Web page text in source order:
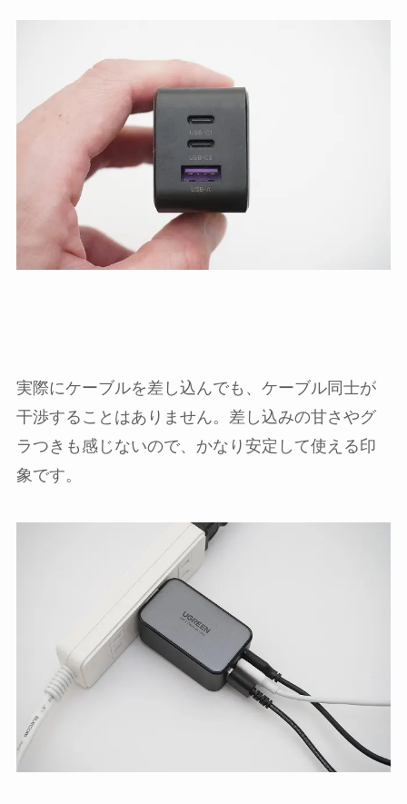
実際にケーブルを差し込んでも、ケーブル同士が
干渉することはありません。差し込みの甘さやグ
ラつきも感じないので、かなり安定して使える印
象です。